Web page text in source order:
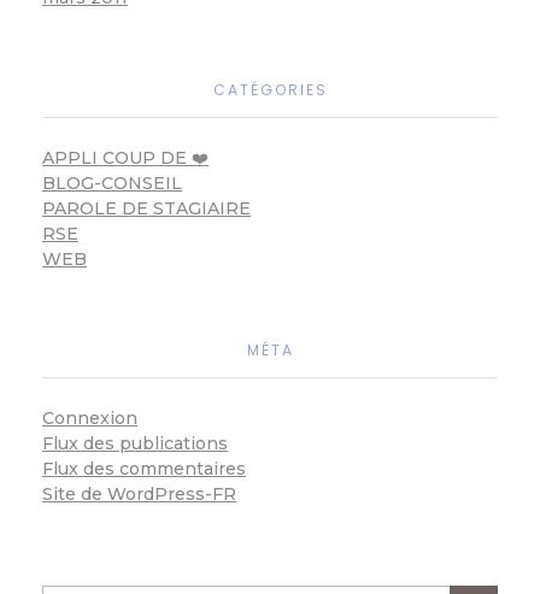
CATÉGORIES
APPLI COUP DE ❤️
BLOG-CONSEIL
PAROLE DE STAGIAIRE
RSE
WEB
MÉTA
Connexion
Flux des publications
Flux des commentaires
Site de WordPress-FR